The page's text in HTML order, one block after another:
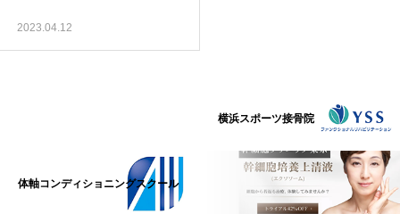
2023.04.12
横浜スポーツ接骨院
体軸コンディショニングスクール